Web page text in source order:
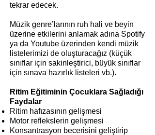
tekrar edecek.
Müzik genre’larının ruh hali ve beyin
üzerine etkilerini anlamak adına Spotify
ya da Youtube üzerinden kendi müzik
listelerimizi de oluşturacağız (küçük
sınıflar için sakinleştirici, büyük sınıflar
için sınava hazırlık listeleri vb.).
Ritim Eğitiminin Çocuklara Sağladığı
Faydalar
Ritim hafızasının gelişmesi
Motor reflekslerin gelişmesi
Konsantrasyon becerisini geliştirip